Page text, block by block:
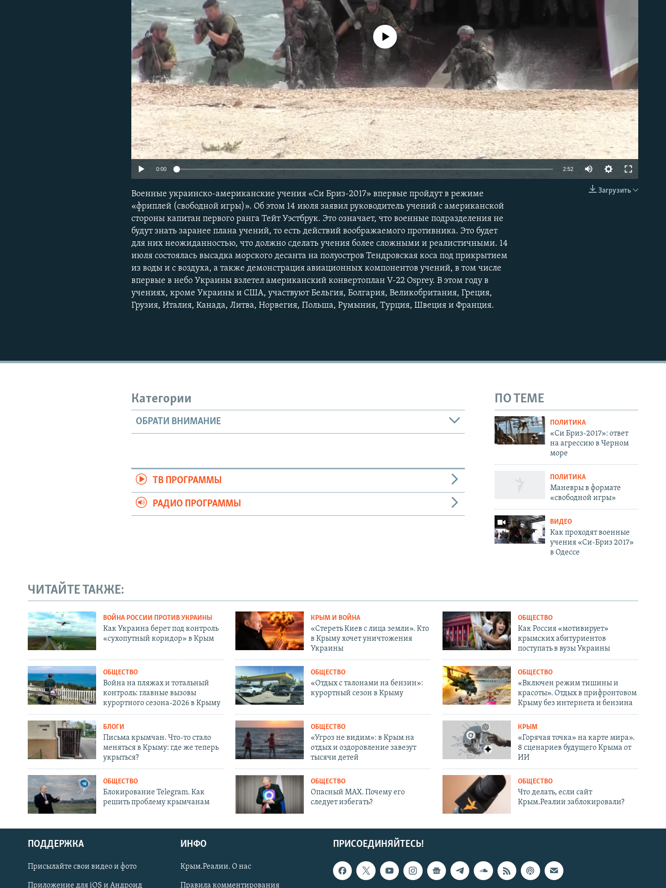
Українською
Qırımtatar
EMBED
No media source currently available
0:00 2:52
Загрузить
Военные украинско-американские учения «Си Бриз-2017» впервые пройдут в режиме
«фриплей (свободной игры)». Об этом 14 июля заявил руководитель учений с американской
стороны капитан первого ранга Тейт Уэстбрук. Это означает, что военные подразделения не
будут знать заранее плана учений, то есть действий воображаемого противника. Это будет
для них неожиданностью, что должно сделать учения более сложными и реалистичными. 14
июля состоялась высадка морского десанта на полуостров Тендровская коса под прикрытием
из воды и с воздуха, а также демонстрация авиационных компонентов учений, в том числе
впервые в небо Украины взлетел американский конвертоплан V-22 Osprey. В этом году в
учениях, кроме Украины и США, участвуют Бельгия, Болгария, Великобритания, Греция,
Грузия, Италия, Канада, Литва, Норвегия, Польша, Румыния, Турция, Швеция и Франция.
ПО ТЕМЕ
ПОЛИТИКА
«Си Бриз-2017»: ответ
на агрессию в Черном
море
ПОЛИТИКА
Маневры в формате
«свободной игры»
ВИДЕО
Как проходят военные
учения «Си-Бриз 2017»
в Одессе
Категории
ОБРАТИ ВНИМАНИЕ
ТВ ПРОГРАММЫ
РАДИО ПРОГРАММЫ
ЧИТАЙТЕ ТАКЖЕ:
ВОЙНА РОССИИ ПРОТИВ УКРАИНЫ
Как Украина берет под контроль
«сухопутный коридор» в Крым
КРЫМ И ВОЙНА
«Стереть Киев с лица земли». Кто
в Крыму хочет уничтожения
Украины
ОБЩЕСТВО
Как Россия «мотивирует»
крымских абитуриентов
поступать в вузы Украины
ОБЩЕСТВО
Война на пляжах и тотальный
контроль: главные вызовы
курортного сезона-2026 в Крыму
ОБЩЕСТВО
«Отдых с талонами на бензин»:
курортный сезон в Крыму
ОБЩЕСТВО
«Включен режим тишины и
красоты». Отдых в прифронтовом
Крыму без интернета и бензина
БЛОГИ
Письма крымчан. Что-то стало
меняться в Крыму: где же теперь
укрыться?
ОБЩЕСТВО
«Угроз не видим»: в Крым на
отдых и оздоровление завезут
тысячи детей
КРЫМ
«Горячая точка» на карте мира».
8 сценариев будущего Крыма от
ИИ
ОБЩЕСТВО
Блокирование Telegram. Как
решить проблему крымчанам
ОБЩЕСТВО
Опасный MAX. Почему его
следует избегать?
ОБЩЕСТВО
Что делать, если сайт
Крым.Реалии заблокировали?
ПРИСОЕДИНЯЙТЕСЬ!
ПОДДЕРЖКА
Присылайте свои видео и фото
Приложение для iOS и Андроид
ИНФО
Крым.Реалии. О нас
Правила комментирования